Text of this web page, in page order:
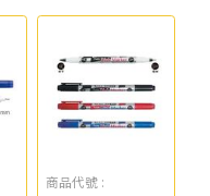
商品代號 :